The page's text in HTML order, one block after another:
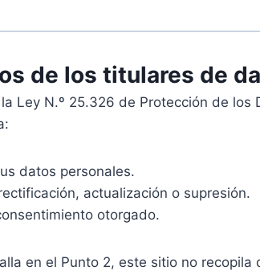
de los titulares de
Ley N.º 25.326 de Protección de los
datos personales.
actualización o supresión.
otorgado.
en el Punto 2, este sitio no recopila